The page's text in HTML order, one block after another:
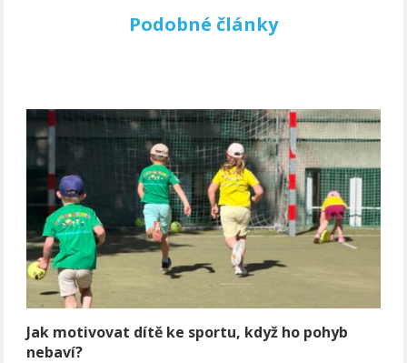
Podobné články
Jak motivovat dítě ke sportu, když ho pohyb
nebaví?